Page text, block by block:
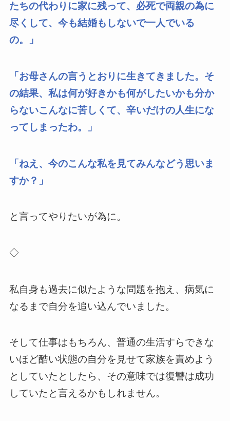
たちの代わりに家に残って、必死で両親の為に
尽くして、今も結婚もしないで一人でいる
の。」
「お母さんの言うとおりに生きてきました。そ
の結果、私は何が好きかも何がしたいかも分か
らないこんなに苦しくて、辛いだけの人生にな
ってしまったわ。」
「ねえ、今のこんな私を見てみんなどう思いま
すか？」
と言ってやりたいが為に。
◇
私自身も過去に似たような問題を抱え、病気に
なるまで自分を追い込んでいました。
そして仕事はもちろん、普通の生活すらできな
いほど酷い状態の自分を見せて家族を責めよう
としていたとしたら、その意味では復讐は成功
していたと言えるかもしれません。